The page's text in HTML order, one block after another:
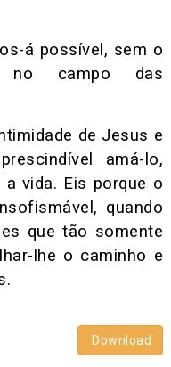
á possível, sem o
no campo das
de Jesus e
amá-lo,
vida. Eis porque o
quando
que tão somente
lhe o caminho e
Download